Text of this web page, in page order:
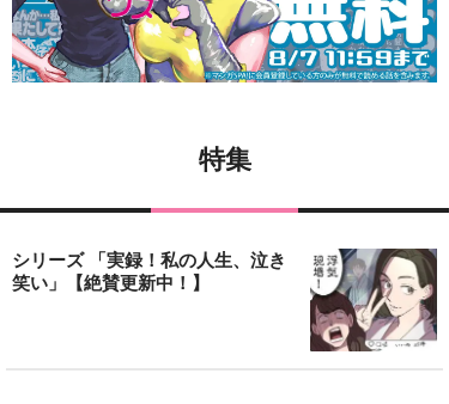
特集
シリーズ 「実録！私の人生、泣き
笑い」【絶賛更新中！】